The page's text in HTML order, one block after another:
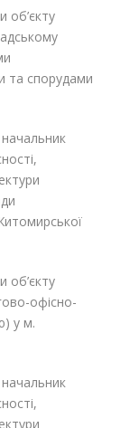
об’єкту
та спорудами
об’єкту
офісно-
у м.